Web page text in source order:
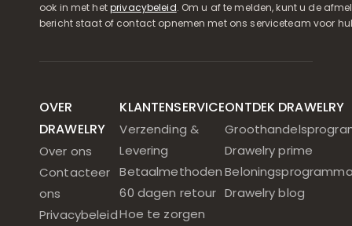
ook in met hetprivacybeleid. Om u af te melden, kunt u de
bericht staat of contact opnemen met ons serviceteam voor
OVER
DRAWELRY
Over ons
Contacteer
ons
Privacybeleid
KLANTENSERVICE
Verzending &
Levering
Betaalmethoden
60 dagen retour
Hoe te zorgen
ONTDEK DRAWELRY
Drawelry prime
Drawelry blog